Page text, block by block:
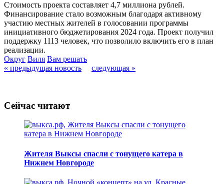
Стоимость проекта составляет 4,7 миллиона рублей.
Финансирование стало возможным благодаря активному
участию местных жителей в голосовании программы
инициативного бюджетирования 2024 года. Проект получил
поддержку 1113 человек, что позволило включить его в план
реализации.
Округ Виля Вам решать
« предыдущая новость
следующая »
Сейчас читают
Жителя Выксы спасли с тонущего катера в
Нижнем Новгороде